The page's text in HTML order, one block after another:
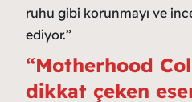
ruhu gibi korunmayı ve
ediyor.”
“Motherhood
dikkat çeken